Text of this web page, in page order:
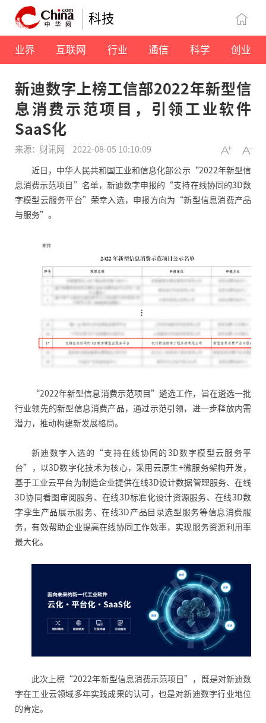
科技
业界 互联网 行业 通信 科学 创业
新迪数字上榜工信部2022年新型信
息消费示范项目，引领工业软件
SaaS化
来源：财讯网 2022-08-05 10:10:09
近日，中华人民共和国工业和信息化部公示“2022年新型信
息消费示范项目”名单，新迪数字申报的“支持在线协同的3D数
字模型云服务平台”荣幸入选，申报方向为“新型信息消费产品
与服务”。
“2022年新型信息消费示范项目”遴选工作，旨在遴选一批
行业领先的新型信息消费产品，通过示范引领，进一步释放内需
潜力，推动构建新发展格局。
新迪数字入选的“支持在线协同的3D数字模型云服务平
台”，以3D数字化技术为核心，采用云原生+微服务架构开发，
基于工业云平台为制造企业提供在线3D设计数据管理服务、在线
3D协同看图审阅服务、在线3D标准化设计资源服务、在线3D数
字孪生产品展示服务、在线3D产品目录选型服务等信息消费服
务，有效帮助企业提高在线协同工作效率，实现服务资源利用率
最大化。
此次上榜“2022年新型信息消费示范项目”，既是对新迪数
字在工业云领域多年实践成果的认可，也是对新迪数字行业地位
的肯定。